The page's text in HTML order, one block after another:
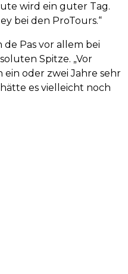
wird ein guter Tag.
bei den ProTours.“
de Pas vor allem bei
Spitze. „Vor
oder zwei Jahre sehr
es vielleicht noch